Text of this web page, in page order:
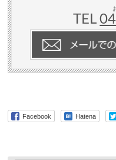
TEL
Facebook Hatena